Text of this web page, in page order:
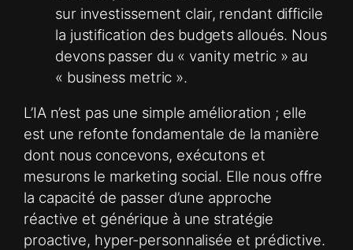
sur investissement clair, rendant difficile
la justification des budgets alloués. Nous
devons passer du « vanity metric » au
« business metric ».
L’IA n’est pas une simple amélioration ; elle
est une refonte fondamentale de la manière
dont nous concevons, exécutons et
mesurons le marketing social. Elle nous offre
la capacité de passer d’une approche
réactive et générique à une stratégie
proactive, hyper-personnalisée et prédictive.